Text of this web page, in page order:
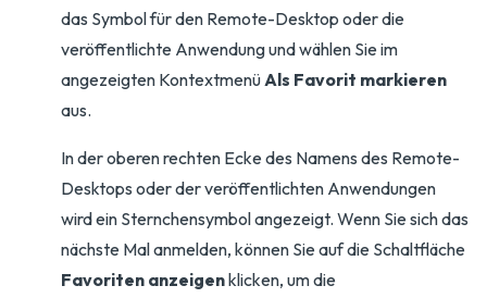
das Symbol für den Remote-Desktop oder die
veröffentlichte Anwendung und wählen Sie im
angezeigten KontextmenüAls Favorit markieren
aus.
In der oberen rechten Ecke des Namens des Remote-
Desktops oder der veröffentlichten Anwendungen
wird ein Sternchensymbol angezeigt. Wenn Sie sich das
nächste Mal anmelden, können Sie auf die Schaltfläche
Favoriten anzeigenklicken, um die